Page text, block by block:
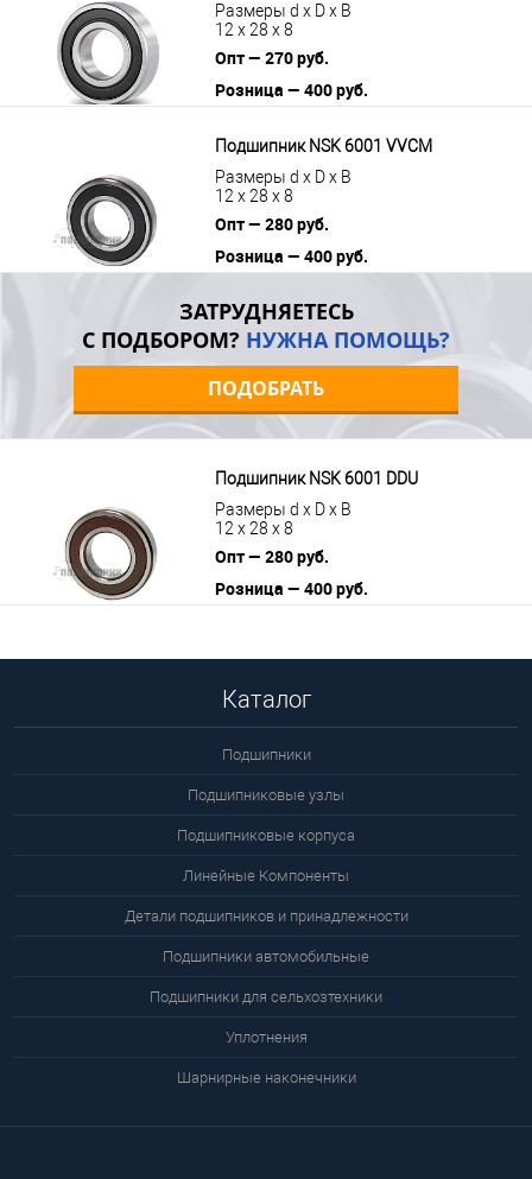
Размеры d x D x B
12 x 28 x 8
Опт — 270 руб.
Розница — 400 руб.
Подшипник NSK 6001 VVCM
Размеры d x D x B
12 x 28 x 8
Опт — 280 руб.
Розница — 400 руб.
ЗАТРУДНЯЕТЕСЬ
С ПОДБОРОМ? НУЖНА ПОМОЩЬ?
ПОДОБРАТЬ
Подшипник NSK 6001 DDU
Размеры d x D x B
12 x 28 x 8
Опт — 280 руб.
Розница — 400 руб.
Каталог
Подшипники
Подшипниковые узлы
Подшипниковые корпуса
Линейные Компоненты
Детали подшипников и принадлежности
Подшипники автомобильные
Подшипники для сельхозтехники
Уплотнения
Шарнирные наконечники